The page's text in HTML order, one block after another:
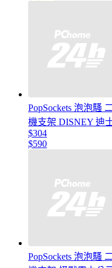
PopSockets 泡泡騷
機支架 DISNEY 迪
$304
$590
PopSockets 泡泡騷